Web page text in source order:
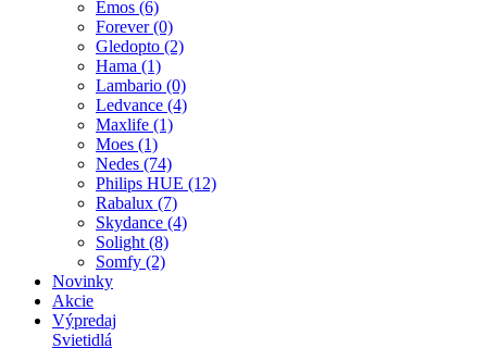
Emos (6)
Forever (0)
Gledopto (2)
Hama (1)
Lambario (0)
Ledvance (4)
Maxlife (1)
Moes (1)
Nedes (74)
Philips HUE (12)
Rabalux (7)
Skydance (4)
Solight (8)
Somfy (2)
Novinky
Akcie
Výpredaj
Svietidlá